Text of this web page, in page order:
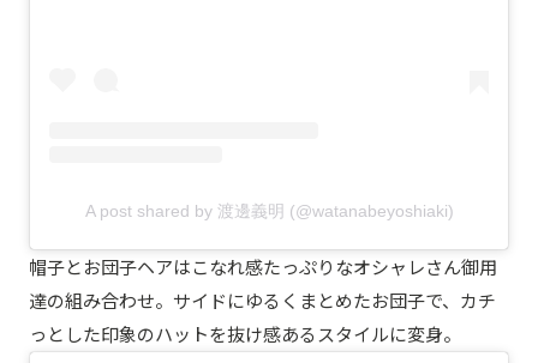
A post shared by 渡邊義明 (@watanabeyoshiaki)
帽子とお団子ヘアはこなれ感たっぷりなオシャレさん御用
達の組み合わせ。サイドにゆるくまとめたお団子で、カチ
っとした印象のハットを抜け感あるスタイルに変身。